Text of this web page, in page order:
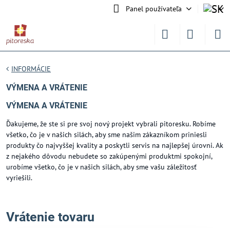
Panel používateľa
INFORMÁCIE
VÝMENA A VRÁTENIE
VÝMENA A VRÁTENIE
Ďakujeme, že ste si pre svoj nový projekt vybrali pitoresku. Robíme
všetko, čo je v našich silách, aby sme našim zákazníkom priniesli
produkty čo najvyššej kvality a poskytli servis na najlepšej úrovni. Ak
z nejakého dôvodu nebudete so zakúpenými produktmi spokojní,
urobíme všetko, čo je v našich silách, aby sme vašu záležitosť
vyriešili.
Vrátenie tovaru